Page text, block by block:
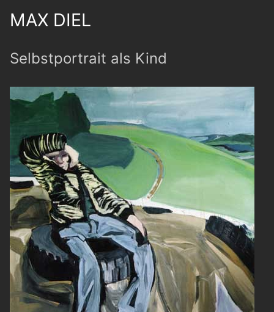
MAX DIEL
Selbstportrait als Kind